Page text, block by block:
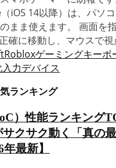
iOS 14以降）は、パソ
まま使えます。 画面を
確に移動し、マウスで視
Robloxゲーミングキーボ
入力デバイス
ランキング
）性能ランキング
クサク動く「真の最
最新】